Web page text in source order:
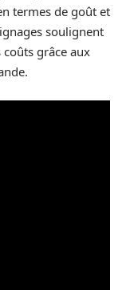
termes de goût et
soulignent
grâce aux